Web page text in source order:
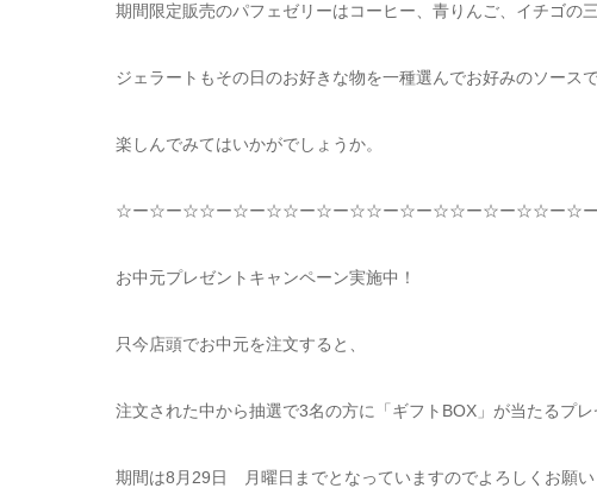
期間限定販売のパフェゼリーはコーヒー、青りんご、イチゴの
ジェラートもその日のお好きな物を一種選んでお好みのソース
楽しんでみてはいかがでしょうか。
☆ー☆ー☆☆ー☆ー☆☆ー☆ー☆☆ー☆ー☆☆ー☆ー☆☆ー☆ー
お中元プレゼントキャンペーン実施中！
只今店頭でお中元を注文すると、
注文された中から抽選で3名の方に「ギフト BOX 」が当たるプ
期間は8 月 29日 月曜日までとなっていますのでよろしくお願い